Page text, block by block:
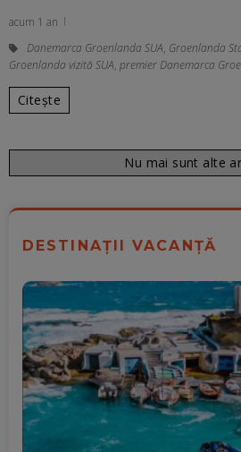
acum 1 an
Danemarca Groenlanda SUA, Groenlanda
Groenlanda vizită SUA, premier Danemarca
Citește
Nu mai sunt alte
DESTINAȚII VACANȚĂ